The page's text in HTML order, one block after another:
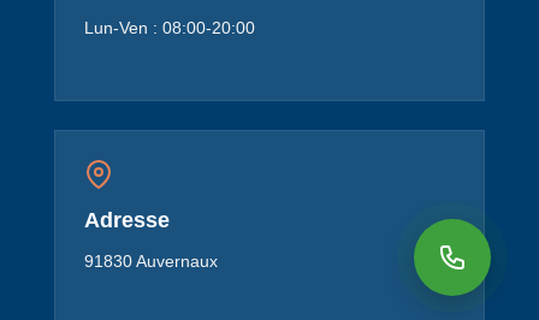
Lun-Ven : 08:00-20:00
Adresse
91830 Auvernaux